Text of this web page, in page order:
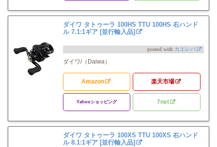
ダイワ タトゥーラ 100HS TTU 100HS 右ハンド
ル 7.1:1ギア [並行輸入品]
posted with カエレバ
ダイワ/（Daiwa）
Amazon 楽天市場
Yahooショッピング 7net
ダイワ タトゥーラ 100XS TTU 100XS 右ハンド
ル 8.1:1ギア [並行輸入品]